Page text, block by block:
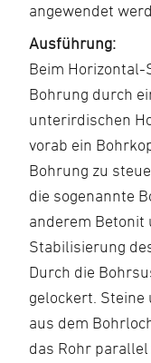
angewendet
Ausführung:
Beim
Bohrung durch
unterirdischen
vorab ein
Bohrung zu
die sogenannte
anderem Betonit
Stabilisierung
Durch die
gelockert.
aus dem
das Rohr